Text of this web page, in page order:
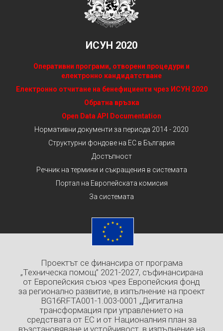
ИСУН 2020
Оперативни програми, отворени процедури и
електронно кандидатстване
Електронно отчитане на бенефициенти чрез ИСУН 2020
Обратна връзка
Open Data API Documentation
Нормативни документи за периода 2014 - 2020
Структурни фондове на ЕС в България
Достъпност
Речник на термини и съкращения в системата
Портал на Европейската комисия
За системата
Проектът се финансира от програма
„Техническа помощ” 2021-2027, съфинансирана
от Европейския съюз чрез Европейския фонд
за регионално развитие, в изпълнение на проект
BG16RFTA001-1.003-0001 „Дигитална
трансформация при управлението на
средствата от ЕС и от Националния план за
възстановяване и устойчивост, в изпълнение на